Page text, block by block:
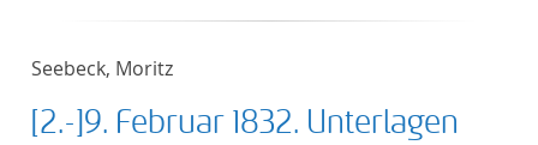
Seebeck, Moritz
[2.-]9. Februar 1832. Unterlagen